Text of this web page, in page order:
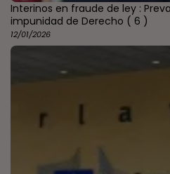
Interinos en fraude de ley :
impunidad de Derecho ( 6 )
12/01/2026